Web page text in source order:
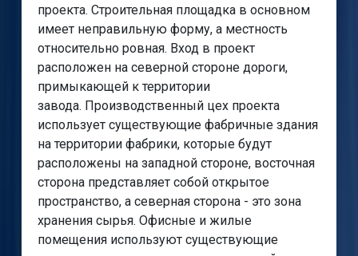
проекта. Строительная площадка в основном
имеет неправильную форму, а местность
относительно ровная. Вход в проект
расположен на северной стороне дороги,
примыкающей к территории
завода. Производственный цех проекта
использует существующие фабричные здания
на территории фабрики, которые будут
расположены на западной стороне, восточная
сторона представляет собой открытое
пространство, а северная сторона - это зона
хранения сырья. Офисные и жилые
помещения используют существующие